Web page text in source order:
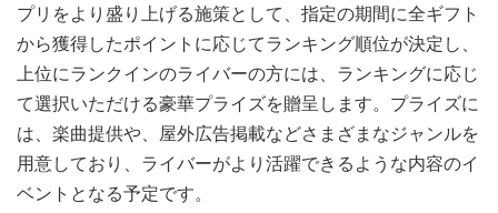
プリをより盛り上げる施策として、指定の期間に全ギフト
から獲得したポイントに応じてランキング順位が決定し、
上位にランクインのライバーの方には、ランキングに応じ
て選択いただける豪華プライズを贈呈します。プライズに
は、楽曲提供や、屋外広告掲載などさまざまなジャンルを
用意しており、ライバーがより活躍できるような内容のイ
ベントとなる予定です。